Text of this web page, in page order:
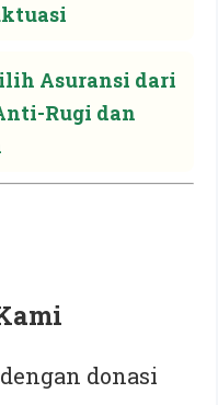
Asuransi dari
Rugi dan
donasi